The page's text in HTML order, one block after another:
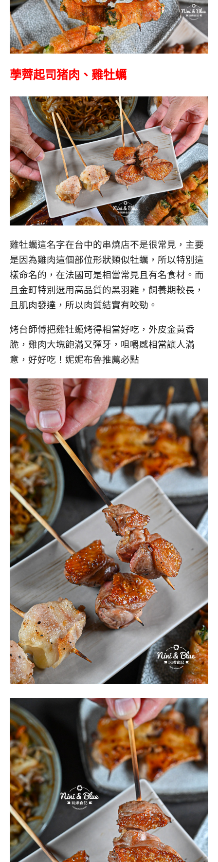
荸薺起司猪肉、雞牡蠣
雞牡蠣這名字在台中的串燒店不是很常見，主要
是因為雞肉這個部位形狀類似牡蠣，所以特別這
樣命名的，在法國可是相當常見且有名食材。而
且金町特別選用高品質的黑羽雞，飼養期較長，
且肌肉發達，所以肉質結實有咬勁。
烤台師傅把雞牡蠣烤得相當好吃，外皮金黃香
脆，雞肉大塊飽滿又彈牙，咀嚼感相當讓人滿
意，好好吃！妮妮布魯推薦必點